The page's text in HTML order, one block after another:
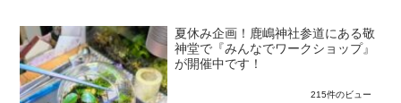
夏休み企画！鹿嶋神社参道にある敬
神堂で『みんなでワークショップ』
が開催中です！
215件のビュー